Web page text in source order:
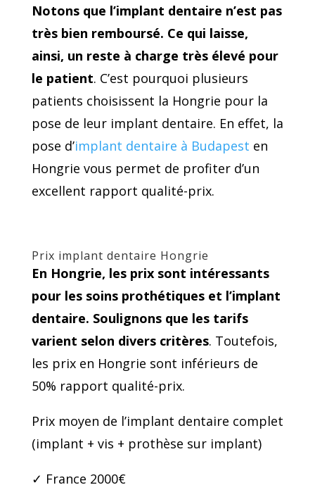
Notons que l’implant dentaire n’est pas
très bien remboursé. Ce qui laisse,
ainsi, un reste à charge très élevé pour
le patient. C’est pourquoi plusieurs
patients choisissent la Hongrie pour la
pose de leur implant dentaire. En effet, la
pose d’implant dentaire à Budapest en
Hongrie vous permet de profiter d’un
excellent rapport qualité-prix.
Prix implant dentaire Hongrie
En Hongrie, les prix sont intéressants
pour les soins prothétiques et l’implant
dentaire. Soulignons que les tarifs
varient selon divers critères. Toutefois,
les prix en Hongrie sont inférieurs de
50% rapport qualité-prix.
Prix moyen de l’implant dentaire complet
(implant + vis + prothèse sur implant)
✓ France 2000€